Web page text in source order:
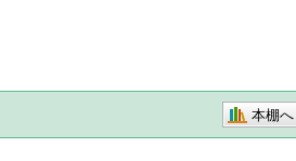
本棚へ